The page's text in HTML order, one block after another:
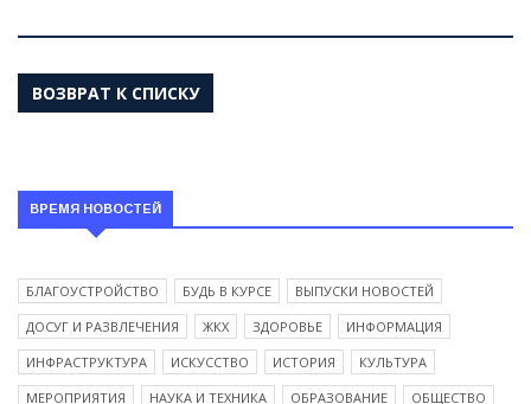
ВОЗВРАТ К СПИСКУ
ВРЕМЯ НОВОСТЕЙ
БЛАГОУСТРОЙСТВО БУДЬ В КУРСЕ
ВЫПУСКИ НОВОСТЕЙ
ДОСУГ И РАЗВЛЕЧЕНИЯ
ЖКХ ЗДОРОВЬЕ
ИНФОРМАЦИЯ
ИНФРАСТРУКТУРА
ИСКУССТВО ИСТОРИЯ
КУЛЬТУРА
МЕРОПРИЯТИЯ
НАУКА И ТЕХНИКА ОБРАЗОВАНИЕ
ОБЩЕСТВО